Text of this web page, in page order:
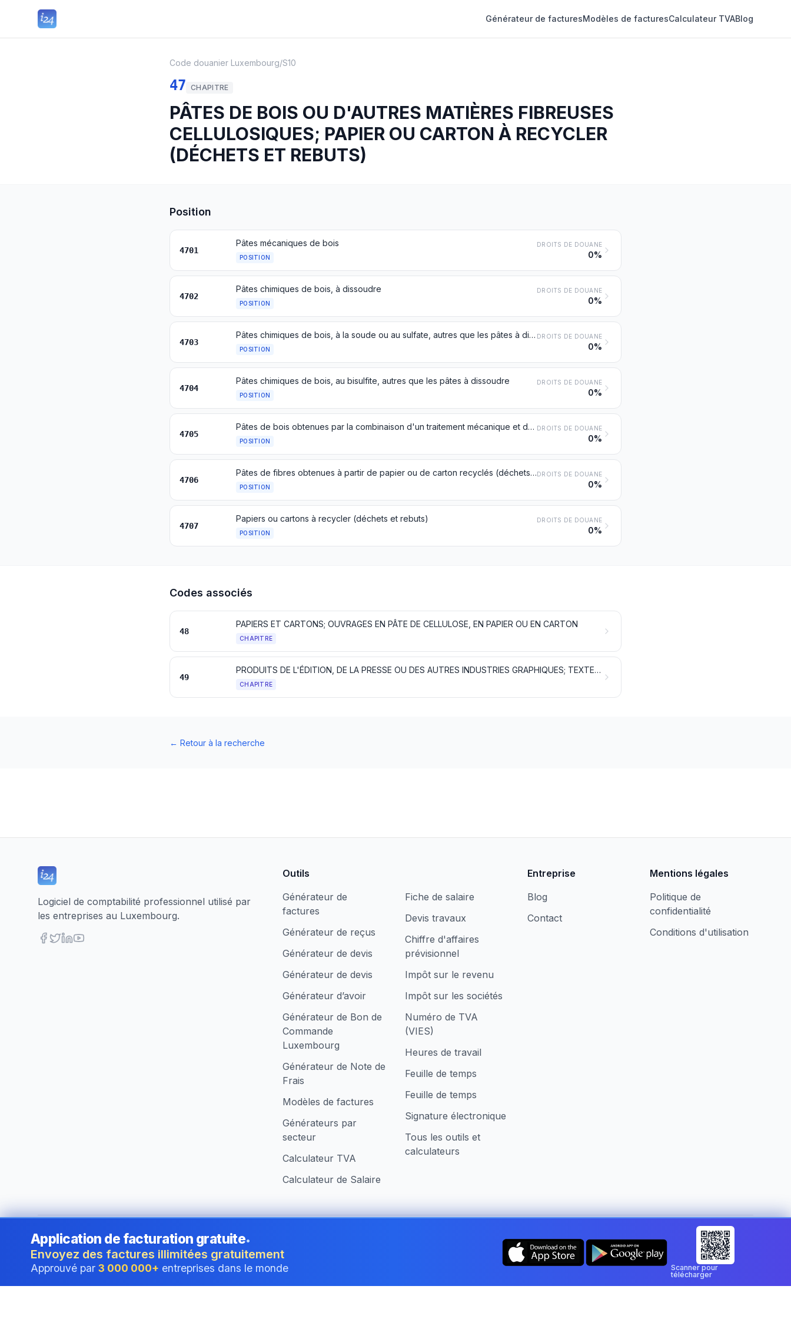
Générateur de facturesModèles de facturesCalculateur TVABlog
Code douanier Luxembourg/S10
47 CHAPITRE
PÂTES DE BOIS OU D'AUTRES MATIÈRES FIBREUSES
CELLULOSIQUES; PAPIER OU CARTON À RECYCLER
(DÉCHETS ET REBUTS)
Position
4701
Pâtes mécaniques de bois
POSITION
DROITS DE DOUANE
0%
4702
Pâtes chimiques de bois, à dissoudre
POSITION
DROITS DE DOUANE
0%
4703
Pâtes chimiques de bois, à la soude ou au sulfate, autres que les pâtes à dissoudre
POSITION
DROITS DE DOUANE
0%
4704
Pâtes chimiques de bois, au bisulfite, autres que les pâtes à dissoudre
POSITION
DROITS DE DOUANE
0%
4705
Pâtes de bois obtenues par la combinaison d'un traitement mécanique et d'un traitement chimique
POSITION
DROITS DE DOUANE
0%
4706
Pâtes de fibres obtenues à partir de papier ou de carton recyclés (déchets et rebuts) ou d'autres matières fibreuses cellulosiques
POSITION
DROITS DE DOUANE
0%
4707
Papiers ou cartons à recycler (déchets et rebuts)
POSITION
DROITS DE DOUANE
0%
Codes associés
48
PAPIERS ET CARTONS; OUVRAGES EN PÂTE DE CELLULOSE, EN PAPIER OU EN CARTON
CHAPITRE
49
PRODUITS DE L'ÉDITION, DE LA PRESSE OU DES AUTRES INDUSTRIES GRAPHIQUES; TEXTES MANUSCRITS OU DACTYLOGRAPHIÉS ET PLANS
CHAPITRE
← Retour à la recherche
Logiciel de comptabilité professionnel utilisé par
les entreprises au Luxembourg.
Outils
Générateur de
factures
Générateur de reçus
Générateur de devis
Générateur de devis
Générateur d’avoir
Générateur de Bon de
Commande
Luxembourg
Générateur de Note de
Frais
Modèles de factures
Générateurs par
secteur
Calculateur TVA
Calculateur de Salaire
Fiche de salaire
Devis travaux
Chiffre d'affaires
prévisionnel
Impôt sur le revenu
Impôt sur les sociétés
Numéro de TVA
(VIES)
Heures de travail
Feuille de temps
Feuille de temps
Signature électronique
Tous les outils et
calculateurs
Entreprise
Blog
Contact
Mentions légales
Politique de
confidentialité
Conditions d'utilisation
©2026i24 Limited. All rights reserved.•Au service des entreprises au Luxembourg Changer de pays : Luxembourg
Application de facturation gratuite•
Envoyez des factures illimitées gratuitement
Approuvé par 3 000 000+ entreprises dans le monde
Scanner pour
télécharger